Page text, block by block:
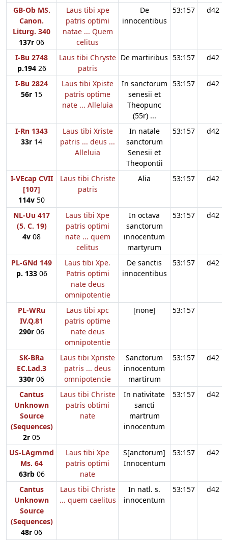
GB-Ob MS.
Canon.
Liturg. 340
137r 06
Laus tibi xpe
patris optimi
natae ... Quem
celitus
De
innocentibus
53:157 d42
I-Bu 2748
p.19426
Laus tibi Chryste
patris
De martiribus 53:157 d42
I-Bu 2824
56r 15
Laus tibi Xpiste
patris optime
nate ... Alleluia
In sanctorum
senesii et
Theopunc
(55r) ...
53:157 d42
I-Rn 1343
33r 14
Laus tibi Xriste
patris ... deus ...
Alleluia
In natale
sanctorum
Senesii et
Theopontii
53:157 d42
I-VEcap CVII
[107]
114v 50
Laus tibi Christe
patris
Alia 53:157 d42
NL-Uu 417
(5. C. 19)
4v 08
Laus tibi Xpe
patris optimi
nate ... quem
celitus
In octava
sanctorum
innocentum
martyrum
53:157 d42
PL-GNd 149
p. 13306
Laus tibi Xpe.
Patris optimi
nate deus
omnipotentie
De sanctis
innocentibus
53:157 d42
PL-WRu
IV.Q.81
290r 06
Laus tibi xpc
patris optime
nate deus
omnipotentie
[none] 53:157
SK-BRa
EC.Lad.3
330r 06
Laus tibi Xpriste
patris ... deus
omnipotencie
Sanctorum
innocentum
martirum
53:157 d42
Cantus
Unknown
Source
(Sequences)
2r 05
Laus tibi Christe
patris obtimi
nate
In nativitate
sancti
martrum
innocentum
53:157 d42
US-LAgmmd
Ms. 64
63rb06
Laus tibi Xpe
patris optimi
nate
S[anctorum]
Innocentum
53:157 d42
Cantus
Unknown
Source
(Sequences)
48r 06
Laus tibi Christe
... quem caelitus
In natl. s.
innocentum
53:157 d42